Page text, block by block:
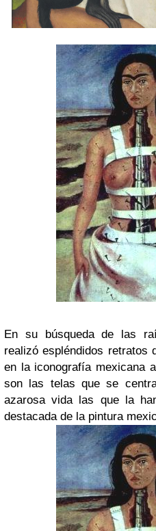
En su búsqueda de las
realizó espléndidos retratos
en la iconografía mexicana
son las telas que se
azarosa vida las que la
destacada de la pintura